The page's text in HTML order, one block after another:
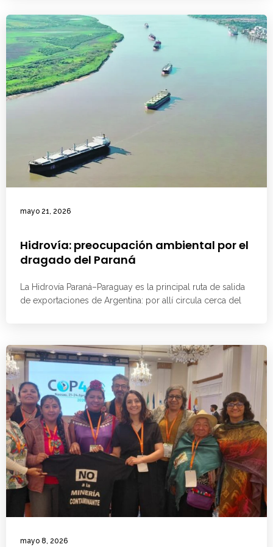
mayo 21, 2026
Hidrovía: preocupación ambiental por el
dragado del Paraná
La Hidrovía Paraná–Paraguay es la principal ruta de salida
de exportaciones de Argentina: por allí circula cerca del
mayo 8, 2026